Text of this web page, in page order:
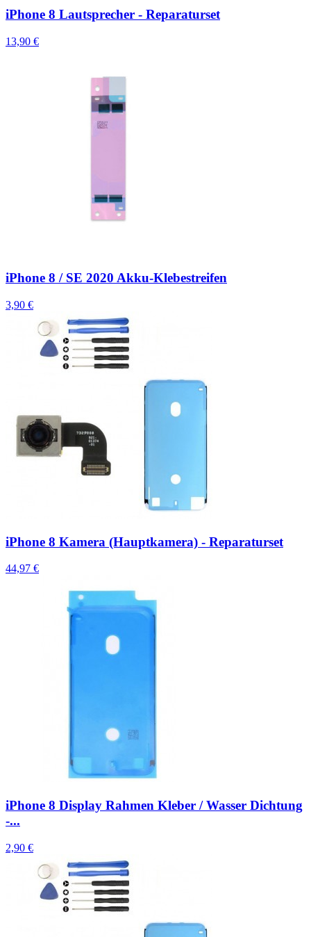
iPhone 8 Lautsprecher - Reparaturset
13,90 €
iPhone 8 / SE 2020 Akku-Klebestreifen
3,90 €
iPhone 8 Kamera (Hauptkamera) - Reparaturset
44,97 €
iPhone 8 Display Rahmen Kleber / Wasser Dichtung
-...
2,90 €